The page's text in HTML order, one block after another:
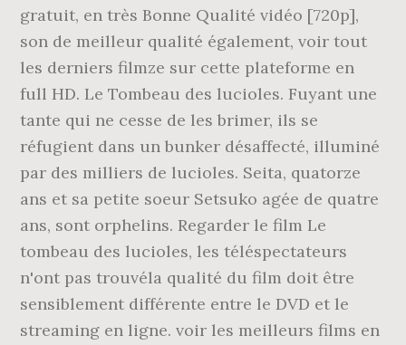
gratuit, en très Bonne Qualité vidéo [720p],
son de meilleur qualité également, voir tout
les derniers filmze sur cette plateforme en
full HD. Le Tombeau des lucioles. Fuyant une
tante qui ne cesse de les brimer, ils se
réfugient dans un bunker désaffecté, illuminé
par des milliers de lucioles. Seita, quatorze
ans et sa petite soeur Setsuko agée de quatre
ans, sont orphelins. Regarder le film Le
tombeau des lucioles, les téléspectateurs
n'ont pas trouvéla qualité du film doit être
sensiblement différente entre le DVD et le
streaming en ligne. voir les meilleurs films en